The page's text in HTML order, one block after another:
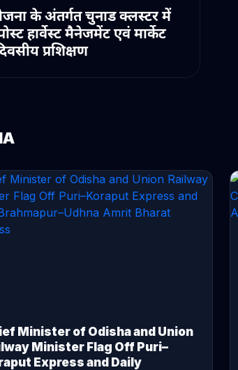
के अंतर्गत चुनाड क्लस्टर में
हार्वेस्ट मैनेजमेंट एवं मार्केट
प्रशिक्षण
Minister of Odisha and Union
Minister Flag Off Puri–
Express and Daily